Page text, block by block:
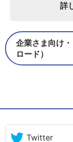
詳
企業さま向け
ロード）
Twitter